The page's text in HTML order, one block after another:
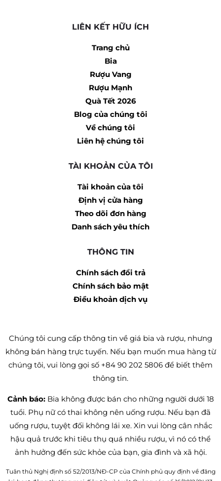
LIÊN KẾT HỮU ÍCH
Trang chủ
Bia
Rượu Vang
Rượu Mạnh
Quà Tết 2026
Blog của chúng tôi
Về chúng tôi
Liên hệ chúng tôi
TÀI KHOẢN CỦA TÔI
Tài khoản của tôi
Định vị cửa hàng
Theo dõi đơn hàng
Danh sách yêu thích
THÔNG TIN
Chính sách đổi trả
Chính sách bảo mật
Điều khoản dịch vụ
Chúng tôi cung cấp thông tin về giá bia và rượu, nhưng
không bán hàng trực tuyến. Nếu bạn muốn mua hàng từ
chúng tôi, vui lòng gọi số +84 90 202 5806 để biết thêm
thông tin.
Cảnh báo:Bia không được bán cho những người dưới 18
tuổi. Phụ nữ có thai không nên uống rượu. Nếu bạn đã
uống rượu, tuyệt đối không lái xe. Xin vui lòng cân nhắc
hậu quả trước khi tiêu thụ quá nhiều rượu, vì nó có thể
ảnh hưởng đến sức khỏe của bạn, gia đình và xã hội.
Tuân thủ Nghị định số 52/2013/NĐ-CP của Chính phủ quy định về đăng